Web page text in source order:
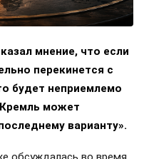
мнение, что если
перекинется с
будет неприемлемо
может
варианту».